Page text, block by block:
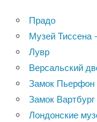
Прадо
Музей
Лувр
Версальский
Замок Пьерфон
Замок Вартбург
Лондонские